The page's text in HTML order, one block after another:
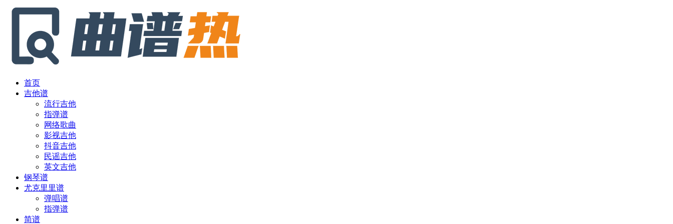
首页
吉他谱
流行吉他
指弹谱
网络歌曲
影视吉他
抖音吉他
民谣吉他
英文吉他
钢琴谱
尤克里里谱
弹唱谱
指弹谱
简谱